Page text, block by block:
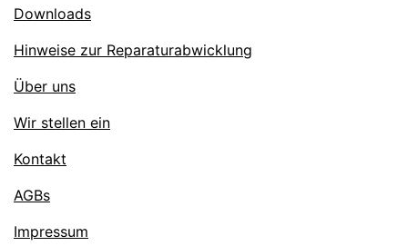
Downloads
Hinweise zur Reparaturabwicklung
Über uns
Wir stellen ein
Kontakt
AGBs
Impressum